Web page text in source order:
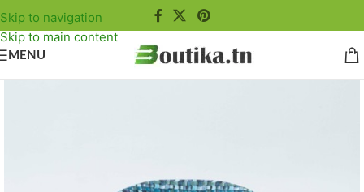
Skip to navigation
Skip to main content
MENU